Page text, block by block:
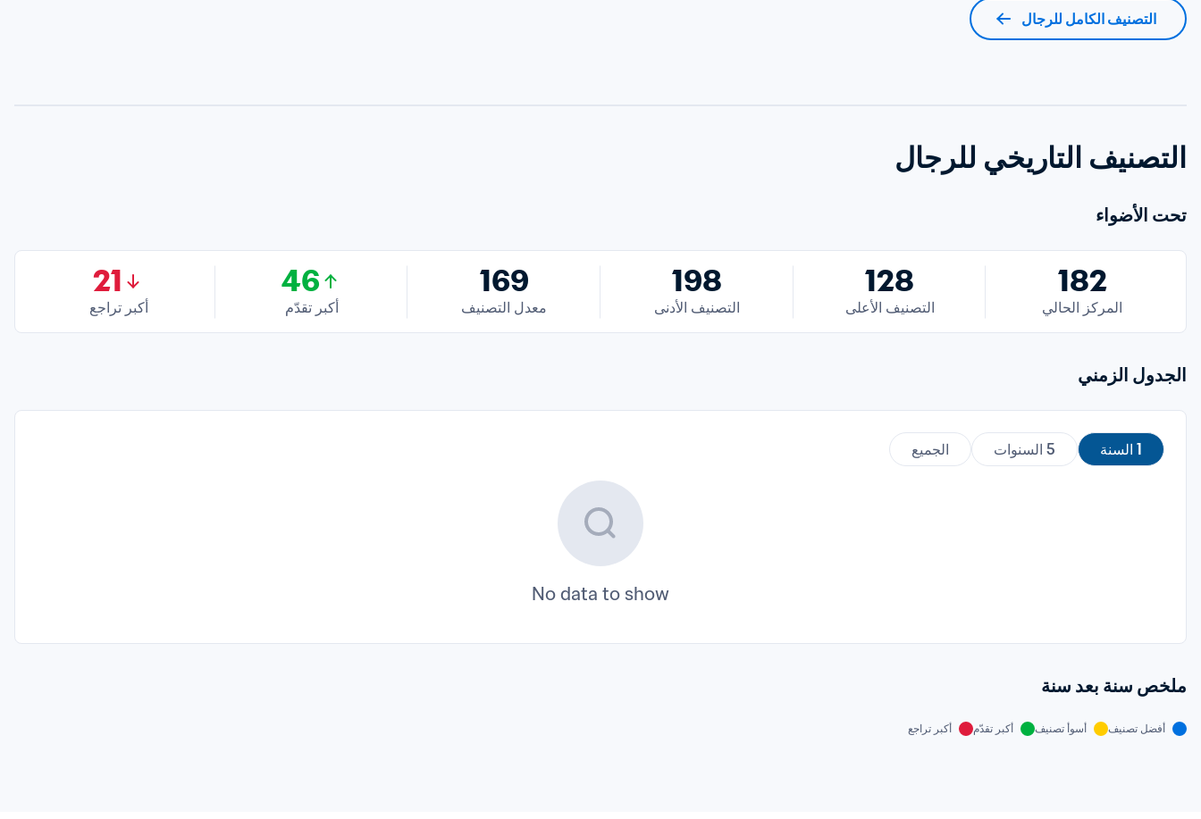
التصنيف الكامل للرجال
التصنيف التاريخي للرجال
تحت الأضواء
182
المركز الحالي
128
التصنيف الأعلى
198
التصنيف الأدنى
169
معدل التصنيف
46
أكبر تقدّم
21
أكبر تراجع
الجدول الزمني
1 السنة 5 السنوات الجميع
No data to show
ملخص سنة بعد سنة
أفضل تصنيف أسوأ تصنيف أكبر تقدّم أكبر تراجع